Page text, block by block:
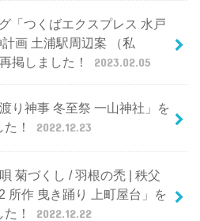
「つくばエクスプレス 水戸
画 土浦駅周辺案 （私
掲しました！
2023.02.05
り神事 冬至祭 一山神社」を
！
2022.12.23
菊づくし / 羽根の禿 | 秩父
所作 曳き踊り 上町屋台」を
！
2022.12.22